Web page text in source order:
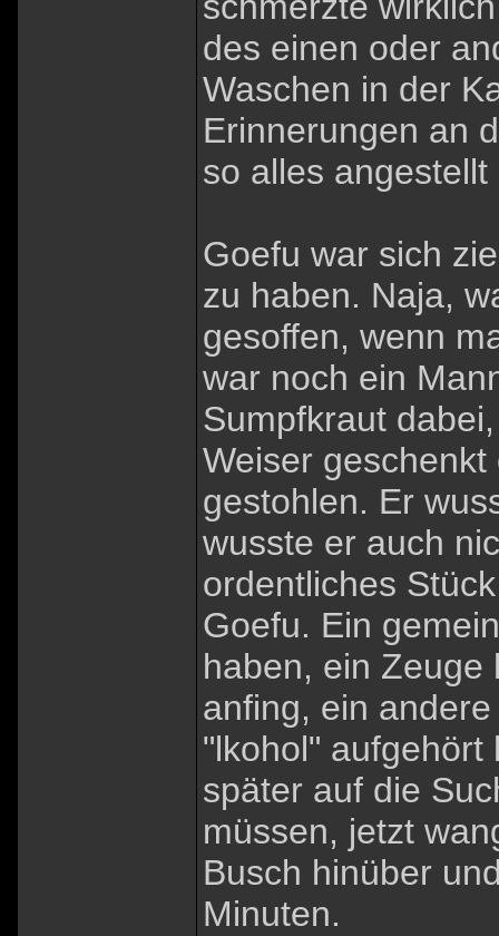
des einen oder
Waschen in der
Erinnerungen an
so alles angestellt
Goefu war sich
zu haben. Naja,
gesoffen, wenn
war noch ein
Sumpfkraut
Weiser
gestohlen. Er
wusste er auch
ordentliches
Goefu. Ein
haben, ein Zeuge
anfing, ein
"lkohol" aufgehört
später auf die
müssen, jetzt
Busch hinüber
Minuten.